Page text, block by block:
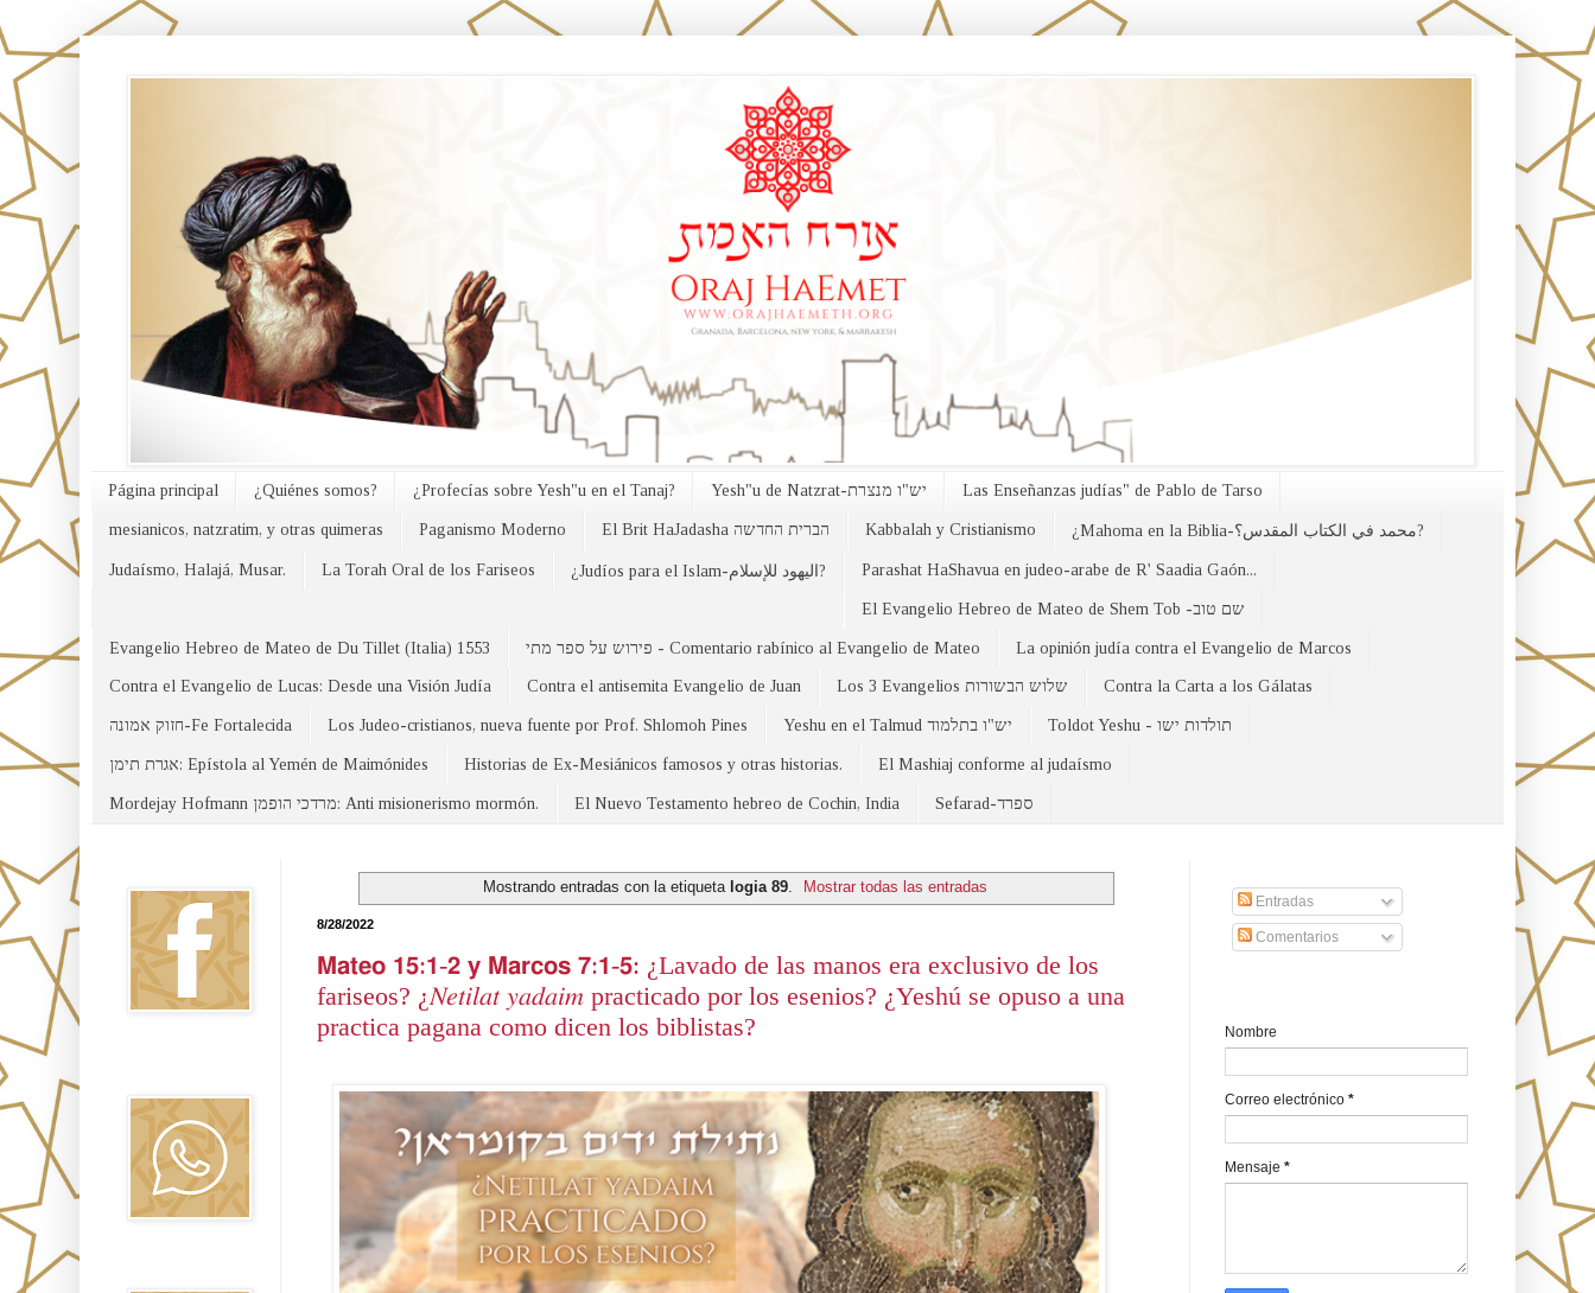
Página principal ¿Quiénes somos? ¿Profecías sobre Yesh"u en el Tanaj? Yesh"u de Natzrat-יש"ו מנצרת Las Enseñanzas judías" de Pablo de Tarso
mesianicos, natzratim, y otras quimeras Paganismo Moderno El Brit HaJadasha הברית החדשה Kabbalah y Cristianismo ¿Mahoma en la Biblia-محمد في الكتاب المقدس؟?
Judaísmo, Halajá, Musar. La Torah Oral de los Fariseos ¿Judíos para el Islam-اليهود للإسلام? Parashat HaShavua en judeo-arabe de R' Saadia Gaón...
El Evangelio Hebreo de Mateo de Shem Tob -שם טוב
Evangelio Hebreo de Mateo de Du Tillet (Italia) 1553 פירוש על ספר מתי - Comentario rabínico al Evangelio de Mateo La opinión judía contra el Evangelio de Marcos
Contra el Evangelio de Lucas: Desde una Visión Judía Contra el antisemita Evangelio de Juan Los 3 Evangelios שלוש הבשורות Contra la Carta a los Gálatas
חזוק אמונה-Fe Fortalecida Los Judeo-cristianos, nueva fuente por Prof. Shlomoh Pines Yeshu en el Talmud יש"ו בתלמוד Toldot Yeshu - תולדות ישו
אגרת תימן: Epístola al Yemén de Maimónides Historias de Ex-Mesiánicos famosos y otras historias. El Mashiaj conforme al judaísmo
Mordejay Hofmann מרדכי הופמן: Anti misionerismo mormón. El Nuevo Testamento hebreo de Cochin, India Sefarad-ספרד
Mostrando entradas con la etiqueta logia 89. Mostrar todas las entradas
8/28/2022
𝗠𝗮𝘁𝗲𝗼 𝟭𝟱:𝟭-𝟮 𝘆 𝗠𝗮𝗿𝗰𝗼𝘀 𝟳:𝟭-𝟱: ¿Lavado de las manos era exclusivo de los
fariseos? ¿𝑁𝑒𝑡𝑖𝑙𝑎𝑡 𝑦𝑎𝑑𝑎𝑖𝑚 practicado por los esenios? ¿Yeshú se opuso a una
practica pagana como dicen los biblistas?
Entradas
Comentarios
Nombre
Correo electrónico *
Mensaje *